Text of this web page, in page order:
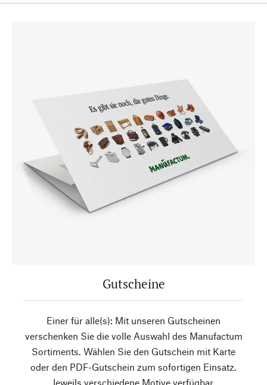
Gutscheine
Einer für alle(s): Mit unseren Gutscheinen
verschenken Sie die volle Auswahl des Manufactum
Sortiments. Wählen Sie den Gutschein mit Karte
oder den PDF-Gutschein zum sofortigen Einsatz.
Jeweils verschiedene Motive verfügbar.